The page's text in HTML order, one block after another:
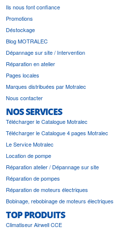
Ils nous font confiance
Promotions
Déstockage
Blog MOTRALEC
Dépannage sur site / Intervention
Réparation en atelier
Pages locales
Marques distribuées par Motralec
Nous contacter
NOS SERVICES
Télécharger le Catalogue Motralec
Télécharger le Catalogue 4 pages Motralec
Le Service Motralec
Location de pompe
Réparation atelier / Dépannage sur site
Réparation de pompes
Réparation de moteurs électriques
Bobinage, rebobinage de moteurs électriques
TOP PRODUITS
Climatiseur Airwell CCE